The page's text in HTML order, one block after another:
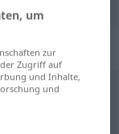
um
zur
Zugriff auf
und Inhalte,
und